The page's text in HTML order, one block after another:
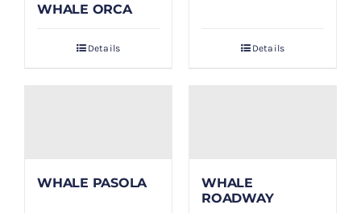
WHALE ORCA
Details Details
WHALE PASOLA
WHALE
ROADWAY